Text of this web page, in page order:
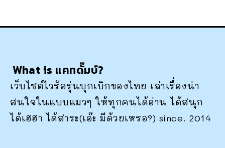
What is แคทดั๊มบ์?
เว็บไซต์ไวรัลรุ่นบุกเบิกของไทย เล่าเรื่องน่า
สนใจในแบบแมวๆ ให้ทุกคนได้อ่าน ได้สนุก
ได้เฮฮา ได้สาระ(เอ๊ะ มีด้วยเหรอ?) since. 2014